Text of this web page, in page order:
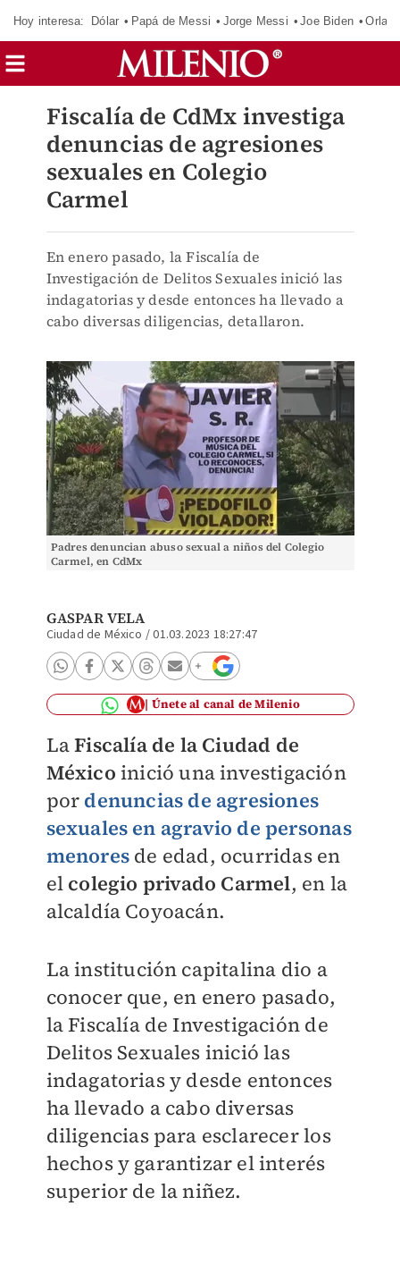
Hoy interesa: Dólar Papá de Messi Jorge Messi Joe Biden
Fiscalía de CdMx investiga
denuncias de agresiones
sexuales en Colegio
Carmel
En enero pasado, la Fiscalía de
Investigación de Delitos Sexuales inició las
indagatorias y desde entonces ha llevado a
cabo diversas diligencias, detallaron.
Padres denuncian abuso sexual a niños del Colegio
Carmel, en CdMx
GASPAR VELA
Ciudad de México /01.03.2023 18:27:47
Únete al canal de Milenio
LaFiscalía de la Ciudad de
México inició una investigación
por denuncias de agresiones
sexuales en agravio de personas
menoresde edad, ocurridas en
el colegio privado Carmel, en la
alcaldía Coyoacán.
La institución capitalina dio a
conocer que, en enero pasado,
la Fiscalía de Investigación de
Delitos Sexuales inició las
indagatorias y desde entonces
ha llevado a cabo diversas
diligencias para esclarecer los
hechos y garantizar el interés
superior de la niñez.